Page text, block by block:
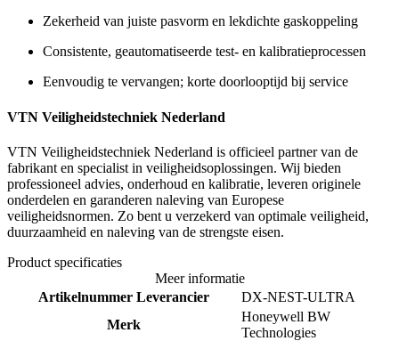
Zekerheid van juiste pasvorm en lekdichte gaskoppeling
Consistente, geautomatiseerde test- en kalibratieprocessen
Eenvoudig te vervangen; korte doorlooptijd bij service
VTN Veiligheidstechniek Nederland
VTN Veiligheidstechniek Nederland is officieel partner van de
fabrikant en specialist in veiligheidsoplossingen. Wij bieden
professioneel advies, onderhoud en kalibratie, leveren originele
onderdelen en garanderen naleving van Europese
veiligheidsnormen. Zo bent u verzekerd van optimale veiligheid,
duurzaamheid en naleving van de strengste eisen.
Product specificaties
Meer informatie
Artikelnummer Leverancier
DX-NEST-ULTRA
Merk
Honeywell BW
Technologies